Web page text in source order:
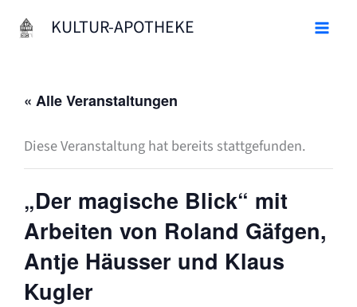
Inhalt
KULTUR-APOTHEKE
« Alle Veranstaltungen
Diese Veranstaltung hat bereits stattgefunden.
„Der magische Blick“ mit
Arbeiten von Roland Gäfgen,
Antje Häusser und Klaus
Kugler